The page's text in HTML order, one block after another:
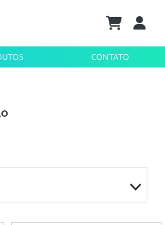
CONTATO